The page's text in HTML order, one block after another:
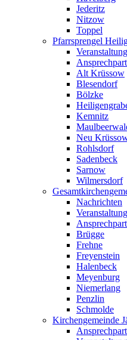
Jederitz
Nitzow
Toppel
Pfarrsprengel
Alt Krüssow
Blesendorf
Bölzke
Kemnitz
Neu
Rohlsdorf
Sadenbeck
Sarnow
Wilmersdorf
Nachrichten
Brügge
Frehne
Freyenstein
Halenbeck
Meyenburg
Niemerlang
Penzlin
Schmolde
Kirchengemeinde